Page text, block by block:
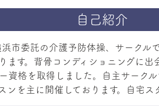
自己紹介
市委託の介護予防体操、サークル
ます。背骨コンディショニングに
資格を取得しました。自主サーク
ンを主に開催しております。自宅